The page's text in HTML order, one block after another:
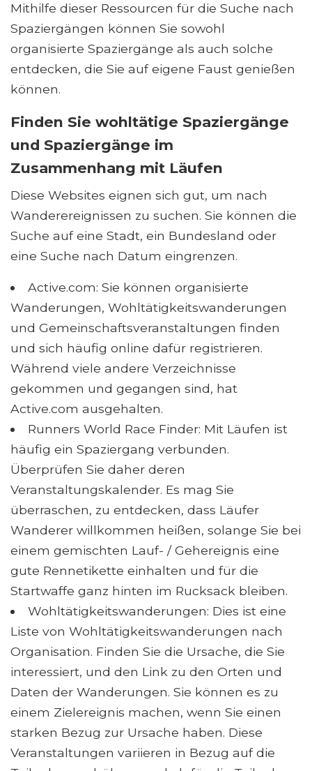
Mithilfe dieser Ressourcen für die Suche nach
Spaziergängen können Sie sowohl
organisierte Spaziergänge als auch solche
entdecken, die Sie auf eigene Faust genießen
können.
Finden Sie wohltätige Spaziergänge
und Spaziergänge im
Zusammenhang mit Läufen
Diese Websites eignen sich gut, um nach
Wanderereignissen zu suchen. Sie können die
Suche auf eine Stadt, ein Bundesland oder
eine Suche nach Datum eingrenzen.
Active.com: Sie können organisierte
Wanderungen, Wohltätigkeitswanderungen
und Gemeinschaftsveranstaltungen finden
und sich häufig online dafür registrieren.
Während viele andere Verzeichnisse
gekommen und gegangen sind, hat
Active.com ausgehalten.
Runners World Race Finder: Mit Läufen ist
häufig ein Spaziergang verbunden.
Überprüfen Sie daher deren
Veranstaltungskalender. Es mag Sie
überraschen, zu entdecken, dass Läufer
Wanderer willkommen heißen, solange Sie bei
einem gemischten Lauf- / Gehereignis eine
gute Rennetikette einhalten und für die
Startwaffe ganz hinten im Rucksack bleiben.
Wohltätigkeitswanderungen: Dies ist eine
Liste von Wohltätigkeitswanderungen nach
Organisation. Finden Sie die Ursache, die Sie
interessiert, und den Link zu den Orten und
Daten der Wanderungen. Sie können es zu
einem Zielereignis machen, wenn Sie einen
starken Bezug zur Ursache haben. Diese
Veranstaltungen variieren in Bezug auf die